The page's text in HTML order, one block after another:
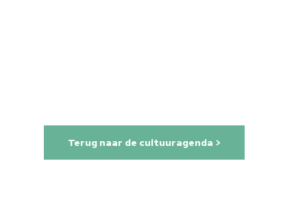
Terug naar de cultuuragenda >Cultuur op school